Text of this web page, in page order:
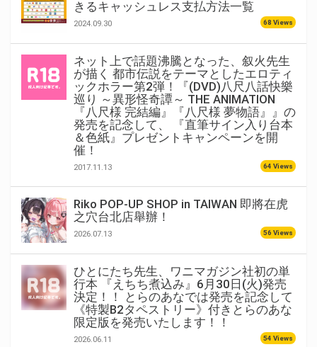
きるキャッシュレス支払方法一覧
2024.09.30 68 Views
ネット上で話題沸騰となった、叙火先生
が描く 都市伝説をテーマとしたエロティ
ックホラー第2弾！『(DVD)八尺八話快樂
巡り ～異形怪奇譚～ THE ANIMATION
『八尺様 完結編』『八尺様 夢物語』』の
発売を記念して、 『直筆サイン入り台本
＆色紙』プレゼントキャンペーンを開
催！
2017.11.13 64 Views
Riko POP-UP SHOP in TAIWAN 即將在虎
之穴台北店舉辦！
2026.07.13 56 Views
ひとにたち先生、ワニマガジン社初の単
行本 『えちち煮込み』6月30日(火)発売
決定！！ とらのあなでは発売を記念して
《特製B2タペストリー》付きとらのあな
限定版を発売いたします！！
2026.06.11 54 Views